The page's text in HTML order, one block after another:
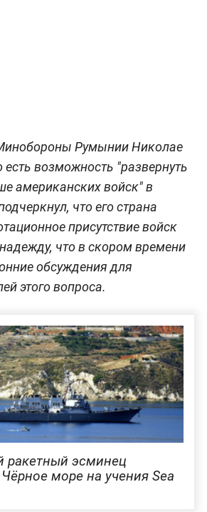
Румынии Николае
есть возможность "развернуть
американских войск" в
что его страна
присутствие войск
что в скором времени
обсуждения для
этого вопроса.
ракетный эсминец
море на учения Sea